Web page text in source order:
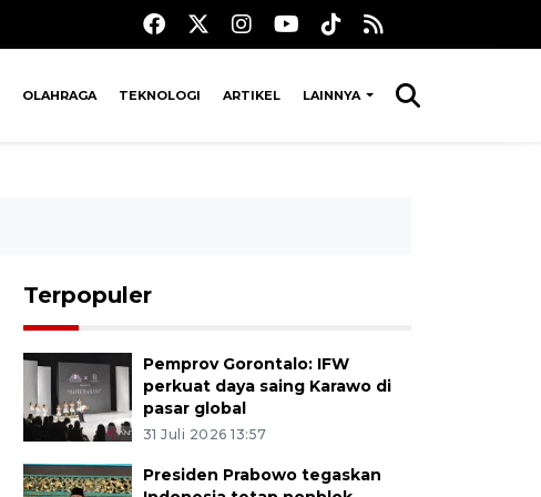
OLAHRAGA TEKNOLOGI ARTIKEL LAINNYA
Terpopuler
Pemprov Gorontalo: IFW
perkuat daya saing Karawo di
pasar global
31 Juli 2026 13:57
Presiden Prabowo tegaskan